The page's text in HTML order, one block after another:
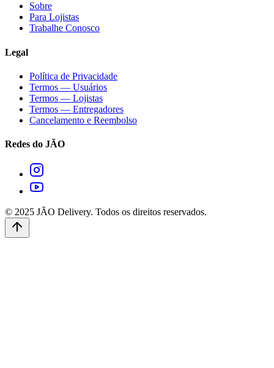
Sobre
Para Lojistas
Trabalhe Conosco
Legal
Política de Privacidade
Termos — Usuários
Termos — Lojistas
Termos — Entregadores
Cancelamento e Reembolso
Redes do JÃO
© 2025 JÃO Delivery. Todos os direitos reservados.